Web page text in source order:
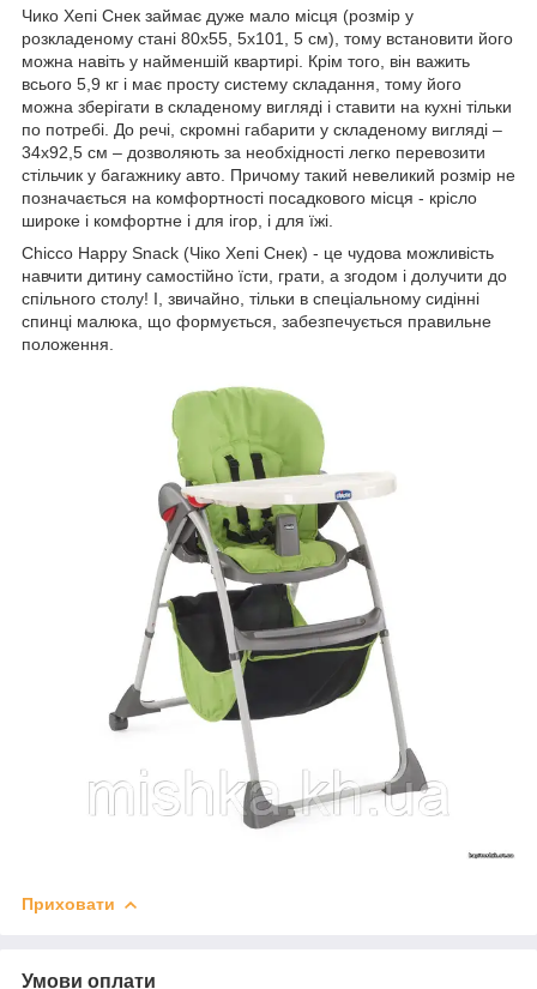
Чико Хепі Снек займає дуже мало місця (розмір у
розкладеному стані 80х55, 5х101, 5 см), тому встановити його
можна навіть у найменшій квартирі. Крім того, він важить
всього 5,9 кг і має просту систему складання, тому його
можна зберігати в складеному вигляді і ставити на кухні тільки
по потребі. До речі, скромні габарити у складеному вигляді –
34х92,5 см – дозволяють за необхідності легко перевозити
стільчик у багажнику авто. Причому такий невеликий розмір не
позначається на комфортності посадкового місця - крісло
широке і комфортне і для ігор, і для їжі.
Chicco Happy Snack (Чіко Хепі Снек) - це чудова можливість
навчити дитину самостійно їсти, грати, а згодом і долучити до
спільного столу! І, звичайно, тільки в спеціальному сидінні
спинці малюка, що формується, забезпечується правильне
положення.
Приховати
Умови оплати